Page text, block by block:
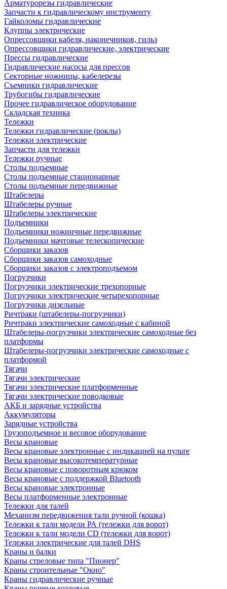
Арматурорезы гидравлические
Запчасти к гидравлическому инструменту
Гайколомы гидравлические
Клуппы электрические
Опрессовщики кабеля, наконечников, гильз
Опрессовщики гидравлические, электрические
Прессы гидравлические
Гидравлические насосы для прессов
Секторные ножницы, кабелерезы
Съемники гидравлические
Трубогибы гидравлические
Прочее гидравлическое оборудование
Складская техника
Тележки
Тележки гидравлические (роклы)
Тележки электрические
Запчасти для тележки
Тележки ручные
Столы подъемные
Столы подъемные стационарные
Столы подъемные передвижные
Штабелеры
Штабелеры ручные
Штабелеры электрические
Подъемники
Подъемники ножничные передвижные
Подъемники мачтовые телескопические
Сборщики заказов
Сборщики заказов самоходные
Сборщики заказов с электроподъемом
Погрузчики
Погрузчики электрические трехопорные
Погрузчики электрические четырехопорные
Погрузчики дизельные
Ричтраки (штабелеры-погрузчики)
Ричтраки электрические самоходные с кабиной
Штабелеры-погрузчики электрические самоходные без
платформы
Штабелеры-погрузчики электрические самоходные с
платформой
Тягачи
Тягачи электрические
Тягачи электрические платформенные
Тягачи электрические поводковые
АКБ и зарядные устройства
Аккумуляторы
Зарядные устройства
Грузоподъемное и весовое оборудование
Весы крановые
Весы крановые электронные с индикацией на пульте
Весы крановые высокотемпературные
Весы крановые с поворотным крюком
Весы крановые с поддержкой Bluetooth
Весы крановые электронные
Весы платформенные электронные
Тележки для талей
Механизм передвижения тали ручной (кошка)
Тележки к тали модели РА (тележки для ворот)
Тележки к тали модели CD (тележки для ворот)
Тележки электрические для талей DHS
Краны и балки
Краны стреловые типа "Пионер"
Краны строительные "Окно"
Краны гидравлические ручные